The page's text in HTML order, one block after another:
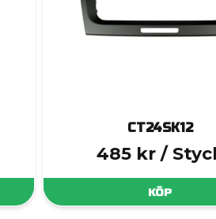
CT24SK12
485 kr /
KÖP